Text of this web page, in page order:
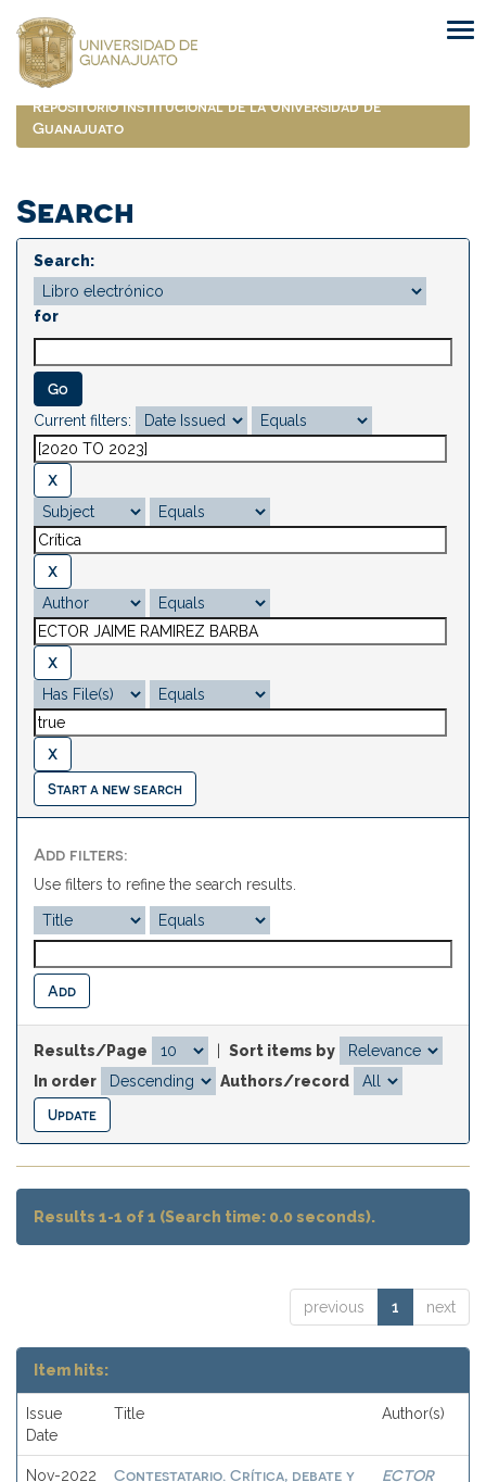
navigation
Repositorio Institucional de la Universidad de
Guanajuato
Search
Search:
for
Current filters:
Start a new search
Add filters:
Use filters to refine the search results.
Results/Page
Sort items by
In order
Authors/record
Results 1-1 of 1 (Search time: 0.0 seconds).
previous 1 next
Item hits:
Issue
Date
Title Author(s)
Nov-2022
Contestatario. Crítica, debate y
ECTOR